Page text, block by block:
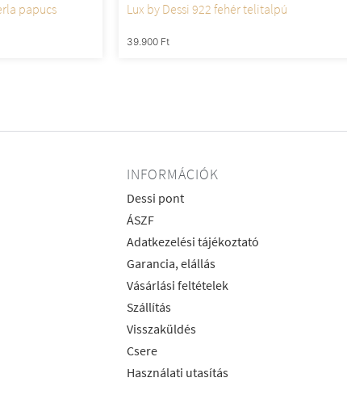
papucs Lux by Dessi 922 fehér telitalpú
39.900 Ft
INFORMÁCIÓK
Dessi pont
ÁSZF
Adatkezelési tájékoztató
Garancia, elállás
Vásárlási feltételek
Szállítás
Visszaküldés
Csere
Használati utasítás